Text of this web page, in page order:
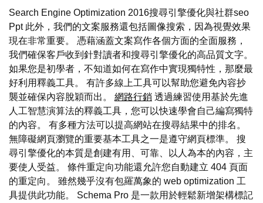
Search Engine Optimization 2016搜尋引擎優化與社群seo
Ppt 此外，我們的文案服務還包括圖像搜索，因為視覺效果
現在非常重要。 憑藉涵蓋文案寫作各個方面的全面服務，
我們確保客戶收到針對讀者和搜尋引擎優化的高品質文字。
如果您是初學者，不知道如何在寫作中實現獨特性，那麼最
好利用釋義工具。 有許多線上工具可以幫助您避免內容抄
襲並確保內容脫穎而出。 網路行銷 透過練習使用基於先進
人工智慧演算法的釋義工具，您可以快速學會自己編寫獨特
的內容。 有多種方法可以提高網站在搜尋結果中的排名。
無障礙網頁瀏覽的重要基本工具之一是遵守網頁標準。 搜
尋引擎優化的本質是創建有用、可靠、以人為本的內容，主
要使人受益。 條件重定向功能還允許您自動建立 404 頁面
的重定向。 雖然幾乎沒有包羅萬象的 web optimization 工
具提供此功能。 Schema Pro 是一款用於輕鬆新增架構標記